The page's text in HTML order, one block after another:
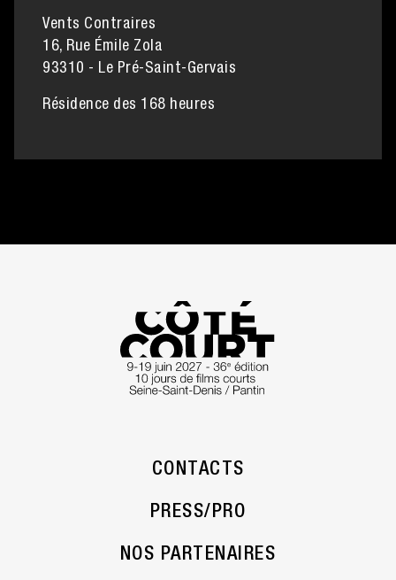
Vents Contraires
16, Rue Émile Zola
93310 - Le Pré-Saint-Gervais
Résidence des 168 heures
CONTACTS
PRESS/PRO
NOS PARTENAIRES